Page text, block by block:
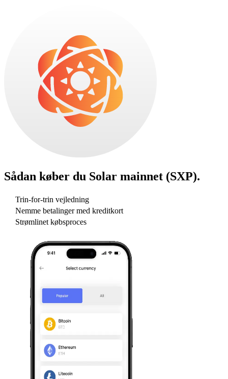
Sådan køber du Solar mainnet (SXP).
Trin-for-trin vejledning
Nemme betalinger med kreditkort
Strømlinet købsproces